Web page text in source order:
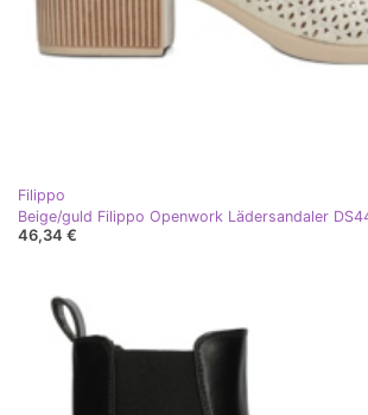
Filippo
Beige/guld Filippo Openwork Lädersandaler
46,34 €